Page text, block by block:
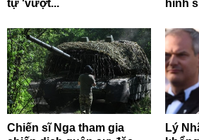
tự 'vượt...
hình
Chiến sĩ Nga tham gia
Lý